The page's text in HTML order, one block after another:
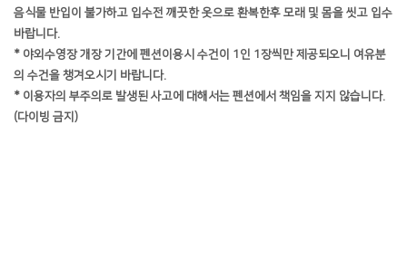
음식물 반입이 불가하고 입수전 깨끗한 옷으로 환복한후 모래 및 몸을 씻고 입수
바랍니다.
* 야외수영장 개장 기간에 펜션이용시 수건이 1인 1장씩만 제공되오니 여유분
의 수건을 챙겨오시기 바랍니다.
* 이용자의 부주의로 발생된 사고에 대해서는 펜션에서 책임을 지지 않습니다.
(다이빙 금지)